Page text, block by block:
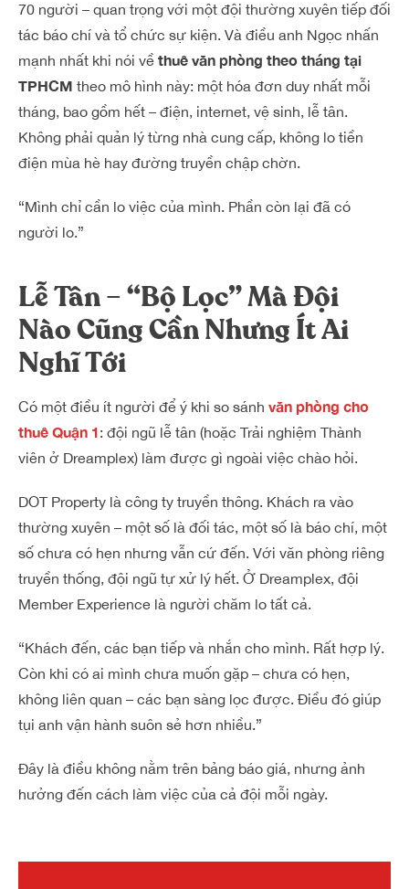
70 người – quan trọng với một đội thường xuyên tiếp đối
tác báo chí và tổ chức sự kiện. Và điều anh Ngọc nhấn
mạnh nhất khi nói về thuê văn phòng theo tháng tại
TPHCM theo mô hình này: một hóa đơn duy nhất mỗi
tháng, bao gồm hết – điện, internet, vệ sinh, lễ tân.
Không phải quản lý từng nhà cung cấp, không lo tiền
điện mùa hè hay đường truyền chập chờn.
“Mình chỉ cần lo việc của mình. Phần còn lại đã có
người lo.”
Lễ Tân – “Bộ Lọc” Mà Đội
Nào Cũng Cần Nhưng Ít Ai
Nghĩ Tới
Có một điều ít người để ý khi so sánh văn phòng cho
thuê Quận 1: đội ngũ lễ tân (hoặc Trải nghiệm Thành
viên ở Dreamplex) làm được gì ngoài việc chào hỏi.
DOT Property là công ty truyền thông. Khách ra vào
thường xuyên – một số là đối tác, một số là báo chí, một
số chưa có hẹn nhưng vẫn cứ đến. Với văn phòng riêng
truyền thống, đội ngũ tự xử lý hết. Ở Dreamplex, đội
Member Experience là người chăm lo tất cả.
“Khách đến, các bạn tiếp và nhắn cho mình. Rất hợp lý.
Còn khi có ai mình chưa muốn gặp – chưa có hẹn,
không liên quan – các bạn sàng lọc được. Điều đó giúp
tụi anh vận hành suôn sẻ hơn nhiều.”
Đây là điều không nằm trên bảng báo giá, nhưng ảnh
hưởng đến cách làm việc của cả đội mỗi ngày.